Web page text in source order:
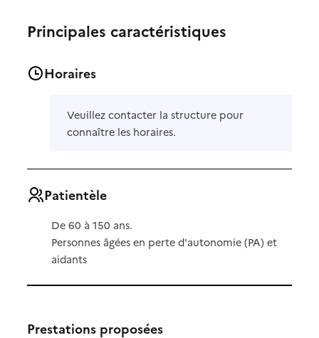
Principales caractéristiques
Horaires
Veuillez contacter la structure pour
connaître les horaires.
Patientèle
De 60 à 150 ans.
Personnes âgées en perte d'autonomie (PA) et
aidants
Prestations proposées